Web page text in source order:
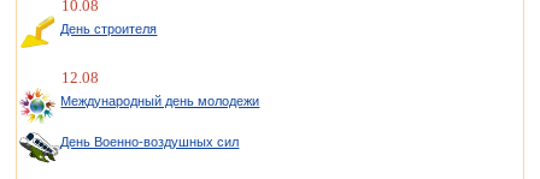
10.08
День строителя
12.08
Международный день молодежи
День Военно-воздушных сил